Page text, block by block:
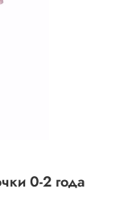
0-2 года